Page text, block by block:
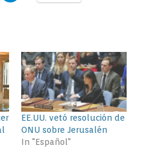
EE.UU. vetó resolución de
ONU sobre Jerusalén
In "Español"